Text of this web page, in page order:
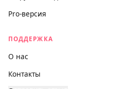
videodownloader.net
Самый мощный в мире
Быстрый, премиальный и